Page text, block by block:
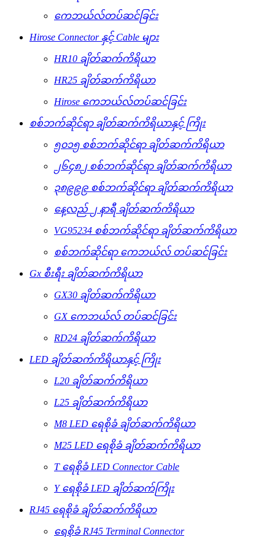
ကေဘယ်လ်တပ်ဆင်ခြင်း
Hirose Connector နှင့် Cable များ
HR10 ချိတ်ဆက်ကိရိယာ
HR25 ချိတ်ဆက်ကိရိယာ
Hirose ကေဘယ်လ်တပ်ဆင်ခြင်း
စစ်ဘက်ဆိုင်ရာ ချိတ်ဆက်ကိရိယာနှင့် ကြိုး
၅၀၁၅ စစ်ဘက်ဆိုင်ရာ ချိတ်ဆက်ကိရိယာ
၂၆၄၈၂ စစ်ဘက်ဆိုင်ရာ ချိတ်ဆက်ကိရိယာ
၃၈၉၉၉ စစ်ဘက်ဆိုင်ရာ ချိတ်ဆက်ကိရိယာ
နေ့လည် ၂ နာရီ ချိတ်ဆက်ကိရိယာ
VG95234 စစ်ဘက်ဆိုင်ရာ ချိတ်ဆက်ကိရိယာ
စစ်ဘက်ဆိုင်ရာ ကေဘယ်လ် တပ်ဆင်ခြင်း
Gx စီးရီး ချိတ်ဆက်ကိရိယာ
GX30 ချိတ်ဆက်ကိရိယာ
GX ကေဘယ်လ် တပ်ဆင်ခြင်း
RD24 ချိတ်ဆက်ကိရိယာ
LED ချိတ်ဆက်ကိရိယာနှင့် ကြိုး
L20 ချိတ်ဆက်ကိရိယာ
L25 ချိတ်ဆက်ကိရိယာ
M8 LED ရေစိုခံ ချိတ်ဆက်ကိရိယာ
M25 LED ရေစိုခံ ချိတ်ဆက်ကိရိယာ
T ရေစိုခံ LED Connector Cable
Y ရေစိုခံ LED ချိတ်ဆက်ကြိုး
RJ45 ရေစိုခံ ချိတ်ဆက်ကိရိယာ
ရေစိုခံ RJ45 Terminal Connector